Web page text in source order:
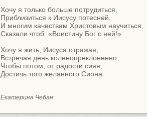
Хочу я только больше потрудиться,
Приблизиться к Иисусу потесней,
И многим качествам Христовым научиться,
Сказали чтоб: «Воистину Бог с ней!»
Хочу я жить, Иисуса отражая,
Встречая день коленопреклоненно,
Чтобы потом, от радости сияя,
Достичь того желанного Сиона.
Екатерина Чебан